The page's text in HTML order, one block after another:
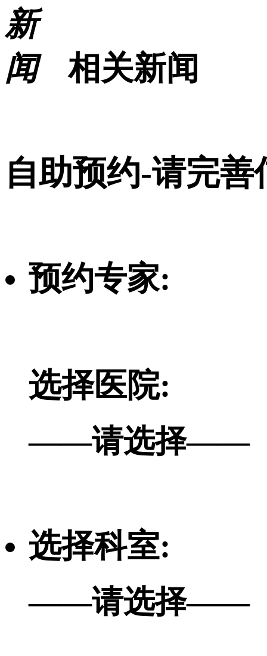
相关新闻
自助预约-请完善
预约专家:
选择医院:
——请选择——
选择科室:
——请选择——